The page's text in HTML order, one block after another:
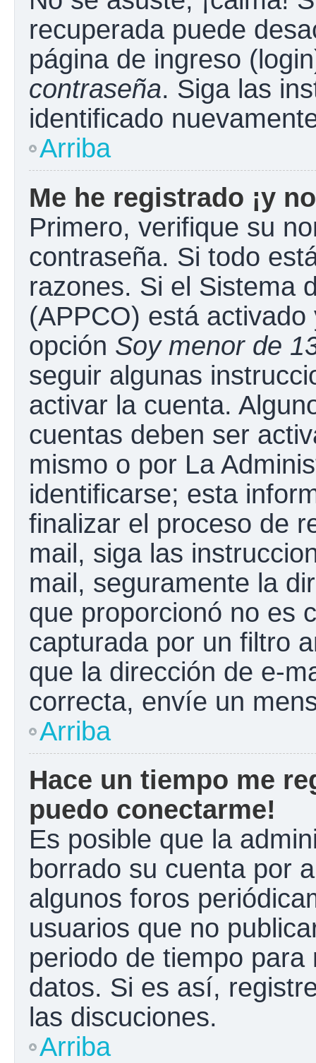
recuperada puede
página de ingreso
contraseña. Siga las
identificado
Arriba
Me he registrado ¡y
Primero, verifique su
contraseña. Si todo
razones. Si el Sistema
(APPCO) está
opción Soy menor de
seguir algunas
activar la cuenta.
cuentas deben ser
mismo o por La
identificarse; esta
finalizar el proceso de
mail, siga las
mail, seguramente la
que proporcionó no es
capturada por un filtro
que la dirección de e-
correcta, envíe un
Arriba
Hace un tiempo me
puedo conectarme!
Es posible que la
borrado su cuenta por
algunos foros
usuarios que no
periodo de tiempo
datos. Si es así,
las discuciones.
Arriba